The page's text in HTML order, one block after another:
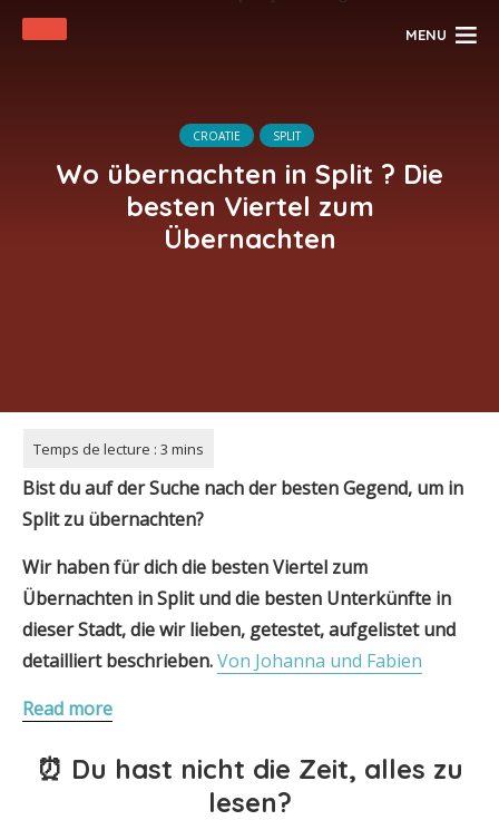
MENU
CROATIE SPLIT
Wo übernachten in Split ? Die
besten Viertel zum
Übernachten
Bist du auf der Suche nach der besten Gegend, um in
Split zu übernachten?
Wir haben für dich die besten Viertel zum
Übernachten in Split und die besten Unterkünfte in
dieser Stadt, die wir lieben, getestet, aufgelistet und
detailliert beschrieben.Von Johanna und Fabien
Read more
⏰ Du hast nicht die Zeit, alles zu
lesen?